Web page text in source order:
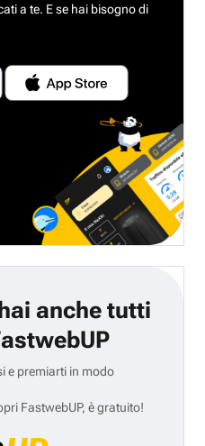
a te. E se hai bisogno di
anche tutti
e premiarti in modo
FastwebUP, è gratuito!